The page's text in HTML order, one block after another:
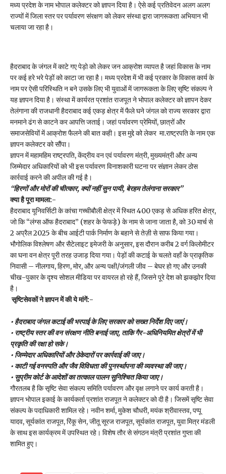
मध्य प्रदेश के नाम भोपाल कलेक्टर को ज्ञापन दिया है। ऐसे कई प्रतिवेदन अलग अलग
राज्यों में जिला स्तर पर पर्यावरण संरक्षण को लेकर संस्था द्वारा जागरूकता अभियान भी
चलाया जा रहा है।
हैदराबाद के जंगल में काटे गए पेड़ो को लेकर जन आक्रोश व्यापत है जहां विकास के नाम
पर कई हरे भरे पेड़ों को काटा जा रहा है। मध्य प्रदेश में भी कई प्रकार के विकास कार्य के
नाम पर ऐसी परिस्थिति न बने उसके लिए भी युवाओं में जागरूकता के लिए सृष्टि संकल्प ने
यह ज्ञापन दिया है। संस्था में कार्यरत प्रशांत राजपूत ने भोपाल कलेक्टर को ज्ञापन देकर
तेलंगाना की राजधानी हैदराबाद कई एकड़ क्षेत्र में फैले घने जंगल को राज्य सरकार द्वारा
मनमाने ढंग से काटने कर आपत्ति जताई। जहां पर्यावरण प्रेमियों, छात्रों और
समाजसेवियों में आक्रोश फैलने की बात कही। इस मुद्दे को लेकर मा.राष्ट्रपति के नाम एक
ज्ञापन कलेक्टर को सौंपा।
ज्ञापन में महामहिम राष्ट्रपति, केंद्रीय वन एवं पर्यावरण मंत्री, मुख्यमंत्री और अन्य
जिम्मेदार अधिकारियों को भी इस पर्यावरण विनाशकारी घटना पर संज्ञान लेकर ठोस
कार्रवाई करने की अपील की गई है।
“हिरणों और मोरों की चीत्कार, क्यों नहीं सुन पायी, बेरहम तेलंगाना सरकार”
क्या है पूरा मामला:-
हैदराबाद यूनिवर्सिटी के कांचा गच्चीबौली क्षेत्र में स्थित 400 एकड़ से अधिक हरित क्षेत्र,
जो कि “लंग्स ऑफ हैदराबाद” (शहर के फेफड़े) के नाम से जाना जाता है, को 30 मार्च से
2 अप्रैल 2025 के बीच आईटी पार्क निर्माण के बहाने से तेज़ी से साफ किया गया।
भौगोलिक विश्लेषण और सैटेलाइट इमेजरी के अनुसार, इस दौरान करीब 2 वर्ग किलोमीटर
का घना वन क्षेत्र पूरी तरह उजाड़ दिया गया। पेड़ों की कटाई के चलते वहाँ के प्राकृतिक
निवासी – नीलगाय, हिरण, मोर, और अन्य पक्षी/जंगली जीव – बेघर हो गए और उनकी
चीख-पुकार के दृश्य सोशल मीडिया पर वायरल हो रहे हैं, जिसने पूरे देश को झकझोर दिया
है।
सृष्टिसेवकों ने ज्ञापन में की ये मांगें:-
• हैदराबाद जंगल कटाई की भरपाई के लिए सरकार को सख्त निर्देश दिए जाएं।
• राष्ट्रीय स्तर की वन संरक्षण नीति बनाई जाए, ताकि गैर-अधिनियमित क्षेत्रों में भी
प्रकृति की रक्षा हो सके।
• जिम्मेदार अधिकारियों और ठेकेदारों पर कार्रवाई की जाए।
• काटी गई वनस्पति और जैव विविधता की पुनर्स्थापना की व्यवस्था की जाए।
• सुप्रीम कोर्ट के आदेशों का तत्काल पालन सुनिश्चित किया जाए।
गौरतलब है कि सृष्टि सेवा संकल्प समिति पर्यावरण और वृक्ष लगाने पर कार्य करती है।
ज्ञापन भोपाल इकाई के कार्यकर्ता प्रशांत राजपूत ने कलेक्टर को दी है। जिसमें सृष्टि सेवा
संकल्प के पदाधिकारी शामिल रहे। नवीन शर्मा, मुकेश चौधरी, मयंक श्रीवास्तव, पप्पू
यादव, सूर्यकांत राजपूत, रिंकू सेन, जीतू सूरज राजपूत, सूर्यकांत राजपूत, युवा मित्र मंडली
के साथ इस कार्यक्रम में उपस्थित रहे। विशेष तौर से संगठन मंत्री प्रशांत गुप्ता की
शामित हुए।